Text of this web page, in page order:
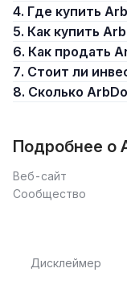
4. Где купить
5. Как купить
6. Как продать
7. Стоит ли
8. Сколько
Подробнее о
Веб-сайт
Сообщество
Дисклеймер